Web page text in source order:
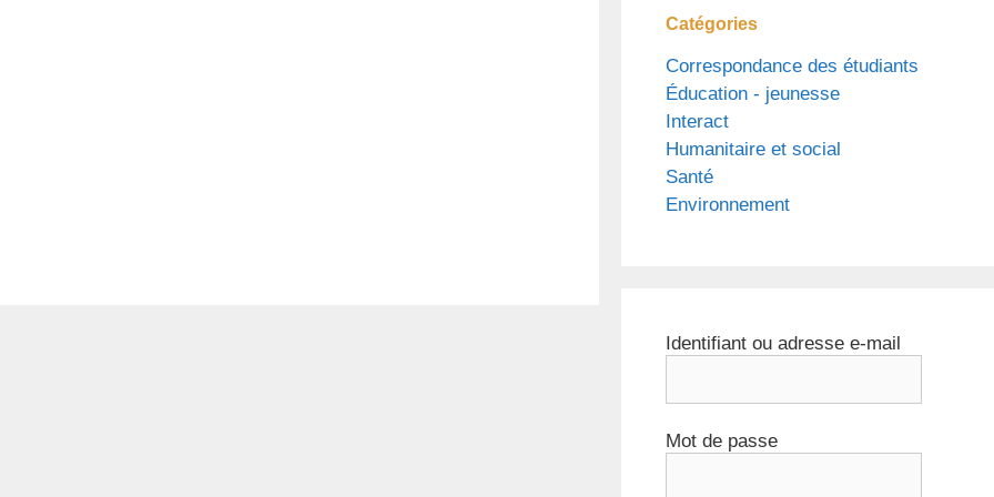
Catégories
Correspondance des étudiants
Éducation - jeunesse
Interact
Humanitaire et social
Santé
Environnement
Identifiant ou adresse e-mail
Mot de passe